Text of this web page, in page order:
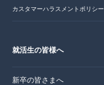
カスタマーハラスメントポリシー
就活生の皆様へ
新卒の皆さまへ